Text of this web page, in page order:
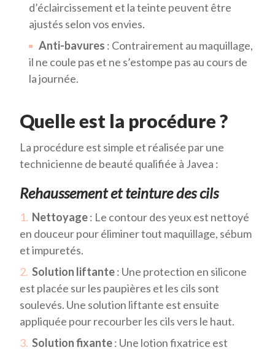
d’éclaircissement et la teinte peuvent être
ajustés selon vos envies.
Anti-bavures : Contrairement au maquillage,
il ne coule pas et ne s’estompe pas au cours de
la journée.
Quelle est la procédure ?
La procédure est simple et réalisée par une
technicienne de beauté qualifiée à Javea :
Rehaussement et teinture des cils
Nettoyage: Le contour des yeux est nettoyé
en douceur pour éliminer tout maquillage, sébum
et impuretés.
Solution liftante: Une protection en silicone
est placée sur les paupières et les cils sont
soulevés. Une solution liftante est ensuite
appliquée pour recourber les cils vers le haut.
Solution fixante: Une lotion fixatrice est